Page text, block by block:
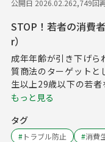
公開日 2026.02.262,749回
STOP！若者の消費
r）
成年年齢が引き下げ
質商法のターゲットと
生以上29歳以下の若
もっと見る
タグ
#トラブル防止 #消費